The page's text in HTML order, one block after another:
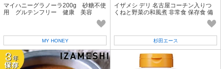
マイハニーグラノーラ200g 砂糖不使
用 グルテンフリー 健康 美容
MY HONEY
イザメシ デリ 名古屋コーチン入りつ
くねと野菜の和風煮 非常食 保存食 備
杉田エース